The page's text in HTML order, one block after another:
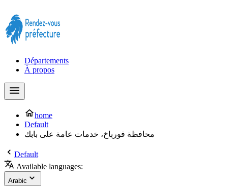
Départements
À propos
home
Default
محافظة فورباخ، خدمات عامة على بابك
Default
Available languages:
Arabic